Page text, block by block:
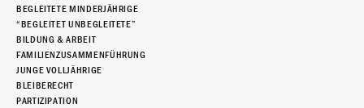
BEGLEITETE MINDERJÄHRIGE
“BEGLEITET UNBEGLEITETE”
BILDUNG & ARBEIT
FAMILIENZUSAMMENFÜHRUNG
JUNGE VOLLJÄHRIGE
BLEIBERECHT
PARTIZIPATION